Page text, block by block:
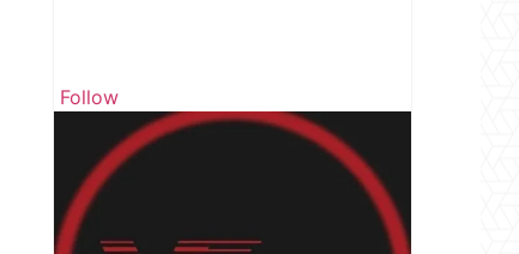
Follow